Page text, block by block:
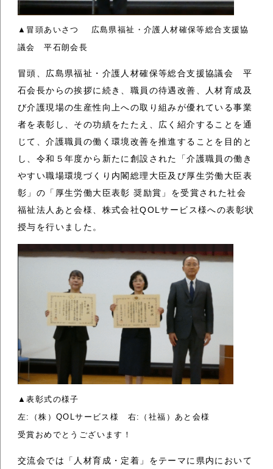
▲冒頭あいさつ 広島県福祉・介護人材確保等総合支援協
議会 平石朗会長
冒頭、広島県福祉・介護人材確保等総合支援協議会 平
石会長からの挨拶に続き、職員の待遇改善、人材育成及
び介護現場の生産性向上への取り組みが優れている事業
者を表彰し、その功績をたたえ、広く紹介することを通
じて、介護職員の働く環境改善を推進することを目的と
し、令和５年度から新たに創設された「介護職員の働き
やすい職場環境づくり内閣総理大臣及び厚生労働大臣表
彰」の「厚生労働大臣表彰 奨励賞」を受賞された社会
福祉法人あと会様、株式会社QOLサービス様への表彰状
授与を行いました。
▲表彰式の様子
左:（株）QOLサービス様 右:（社福）あと会様
受賞おめでとうございます！
交流会では「人材育成・定着」をテーマに県内において